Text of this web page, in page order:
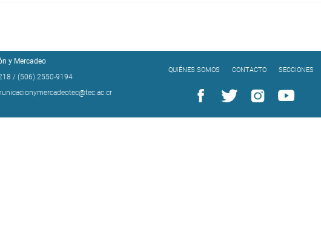
y Mercadeo
/ (506) 2550-9194
QUIÉNES SOMOS CONTACTO SECCIONES